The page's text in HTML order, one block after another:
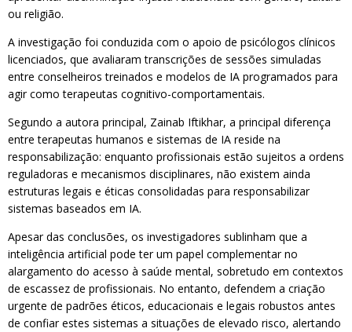
ou religião.
A investigação foi conduzida com o apoio de psicólogos clínicos
licenciados, que avaliaram transcrições de sessões simuladas
entre conselheiros treinados e modelos de IA programados para
agir como terapeutas cognitivo-comportamentais.
Segundo a autora principal, Zainab Iftikhar, a principal diferença
entre terapeutas humanos e sistemas de IA reside na
responsabilização: enquanto profissionais estão sujeitos a ordens
reguladoras e mecanismos disciplinares, não existem ainda
estruturas legais e éticas consolidadas para responsabilizar
sistemas baseados em IA.
Apesar das conclusões, os investigadores sublinham que a
inteligência artificial pode ter um papel complementar no
alargamento do acesso à saúde mental, sobretudo em contextos
de escassez de profissionais. No entanto, defendem a criação
urgente de padrões éticos, educacionais e legais robustos antes
de confiar estes sistemas a situações de elevado risco, alertando